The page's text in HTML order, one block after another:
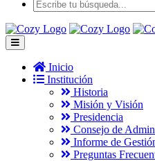
Inicio
Institución
Historia
Misión y Visión
Presidencia
Consejo de
Informe de
Preguntas